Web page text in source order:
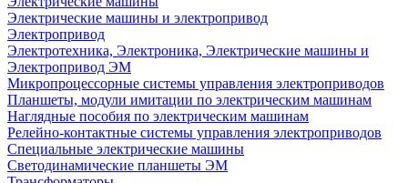
Электрические машины и электропривод
Электропривод
Электротехника, Электроника, Электрические машины и
Электропривод ЭМ
Микропроцессорные системы управления электроприводов
Планшеты, модули имитации по электрическим машинам
Наглядные пособия по электрическим машинам
Релейно-контактные системы управления электроприводов
Специальные электрические машины
Светодинамические планшеты ЭМ